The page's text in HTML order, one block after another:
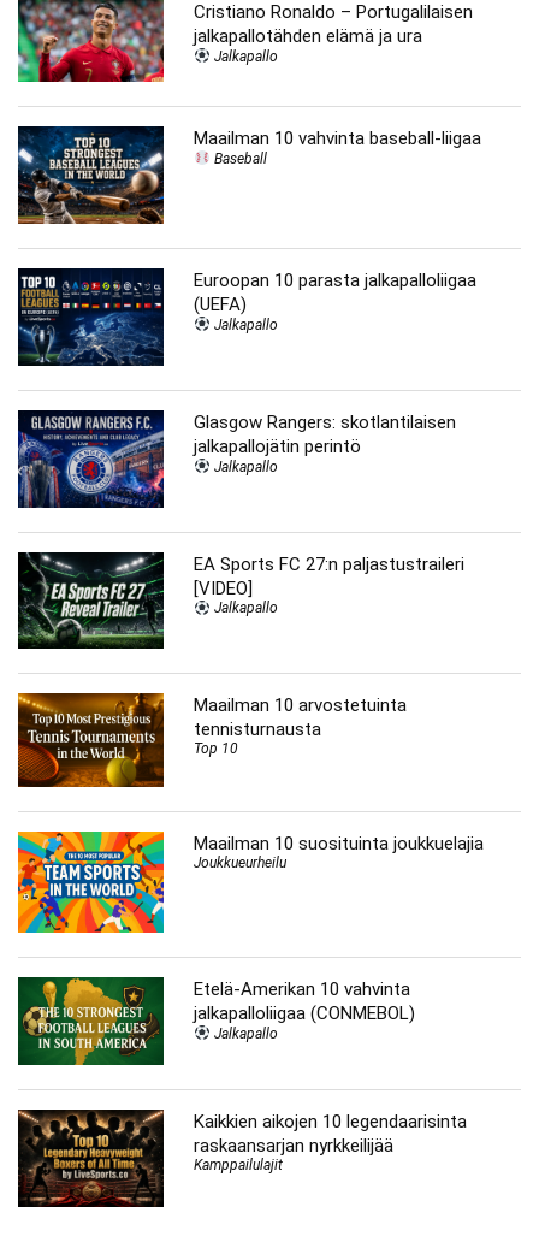
Cristiano Ronaldo – Portugalilaisen
jalkapallotähden elämä ja ura
Jalkapallo
Maailman 10 vahvinta baseball-liigaa
Baseball
Euroopan 10 parasta jalkapalloliigaa
(UEFA)
Jalkapallo
Glasgow Rangers: skotlantilaisen
jalkapallojätin perintö
Jalkapallo
EA Sports FC 27:n paljastustraileri
[VIDEO]
Jalkapallo
Maailman 10 arvostetuinta
tennisturnausta
Top 10
Maailman 10 suosituinta joukkuelajia
Joukkueurheilu
Etelä-Amerikan 10 vahvinta
jalkapalloliigaa (CONMEBOL)
Jalkapallo
Kaikkien aikojen 10 legendaarisinta
raskaansarjan nyrkkeilijää
Kamppailulajit